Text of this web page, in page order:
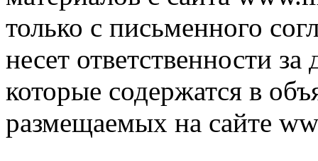
только с письменного
несет ответственности
которые содержатся в
размещаемых на сайте